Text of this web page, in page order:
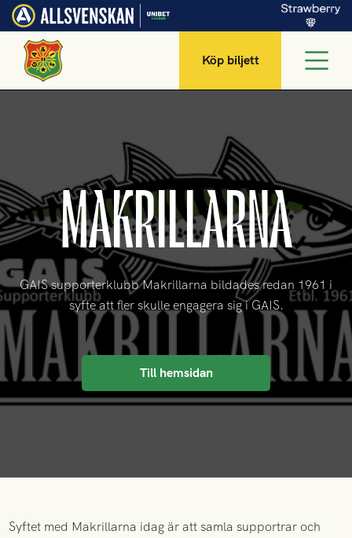
Köp biljett
MAKRILLARNA
GAIS supporterklubb Makrillarna bildades redan 1961 i
syfte att fler skulle engagera sig i GAIS.
Till hemsidan
Syftet med Makrillarna idag är att samla supportrar och